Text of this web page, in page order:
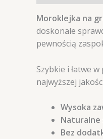
Moroklejka na
doskonale
pewnością
Szybkie i łatwe
najwyższej
Wysoka
Naturalne
Bez